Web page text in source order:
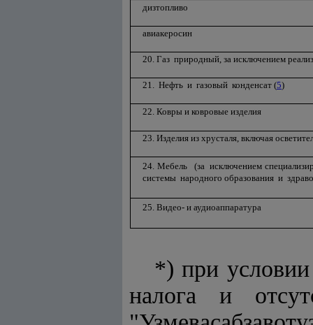
дизтопливо
авиакеросин
20. Газ природный, за исключением
21. Нефть и газовый конденсат (5)
22. Ковры и ковровые изделия
23. Изделия из хрусталя, включая
24. Мебель (за исключением
системы народного образования и
25. Видео- и аудиоаппаратура
*) при условии
налога и